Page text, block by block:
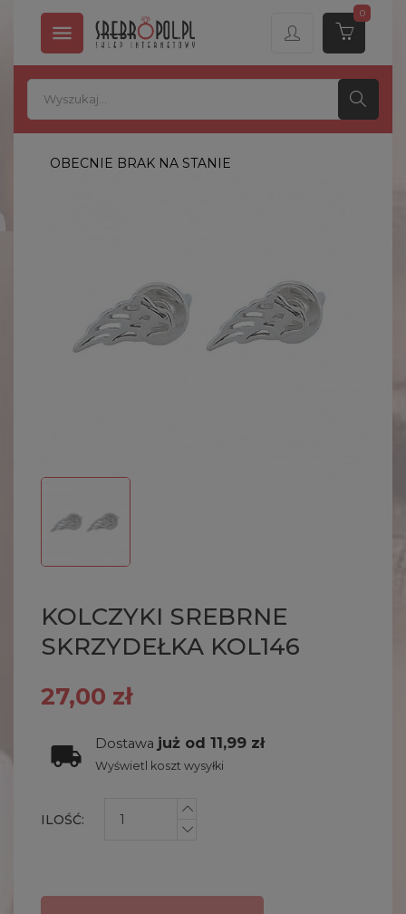

0
OBECNIE BRAK NA STANIE
KOLCZYKI SREBRNE
SKRZYDEŁKA KOL146
27,00 zł
Dostawa już od 11,99 zł
Wyświetl koszt wysyłki
ILOŚĆ: